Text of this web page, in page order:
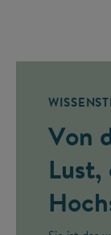
Von
Lust,